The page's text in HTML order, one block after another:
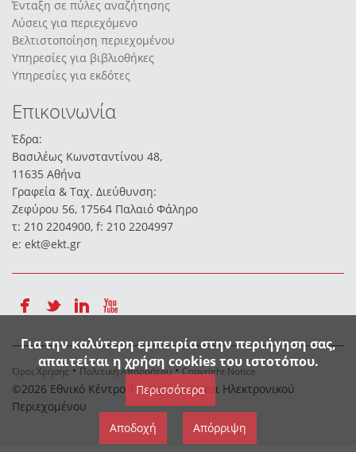
Ένταξη σε πύλες αναζήτησης
Λύσεις για περιεχόμενο
Βελτιστοποίηση περιεχομένου
Υπηρεσίες για βιβλιοθήκες
Υπηρεσίες για εκδότες
Επικοινωνία
Έδρα:
Βασιλέως Κωνσταντίνου 48,
11635 Aθήνα
Γραφεία & Ταχ. Διεύθυνση:
Ζεφύρου 56, 17564 Παλαιό Φάληρο
τ: 210 2204900, f: 210 2204997
e: ekt@ekt.gr
Όροι Χρήσης Πολιτική Απορρήτου Copyright Notice
©2026 Εθνικό Κέντρο Τεκμηρίωσης και Ηλεκτρονικού
Περιεχομένου
Για την καλύτερη εμπειρία στην περιήγηση σας,
απαιτείται η χρήση cookies του ιστοτόπου.
Περισσότερα
Αποδοχή Απόρριψη